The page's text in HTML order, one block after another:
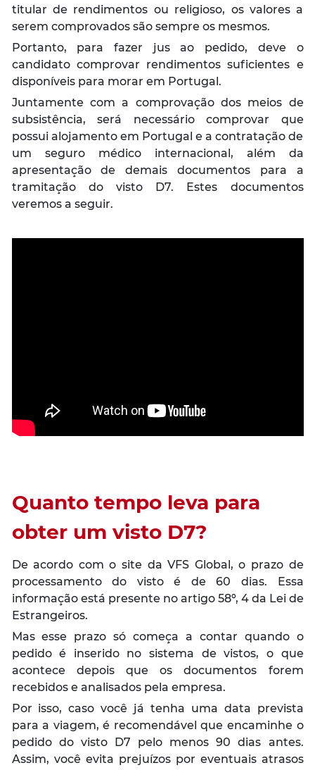
titular de rendimentos ou religioso, os valores a
serem comprovados são sempre os mesmos.
Portanto, para fazer jus ao pedido, deve o
candidato comprovar rendimentos suficientes e
disponíveis para morar em Portugal.
Juntamente com a comprovação dos meios de
subsistência, será necessário comprovar que
possui alojamento em Portugal e a contratação de
um seguro médico internacional, além da
apresentação de demais documentos para a
tramitação do visto D7. Estes documentos
veremos a seguir.
Quanto tempo leva para
obter um visto D7?
De acordo com o site da VFS Global, o prazo de
processamento do visto é de 60 dias. Essa
informação está presente no artigo 58º, 4 da Lei de
Estrangeiros.
Mas esse prazo só começa a contar quando o
pedido é inserido no sistema de vistos, o que
acontece depois que os documentos forem
recebidos e analisados pela empresa.
Por isso, caso você já tenha uma data prevista
para a viagem, é recomendável que encaminhe o
pedido do visto D7 pelo menos 90 dias antes.
Assim, você evita prejuízos por eventuais atrasos